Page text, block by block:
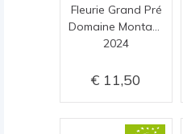
Fleurie Grand Pré
2024
11,50